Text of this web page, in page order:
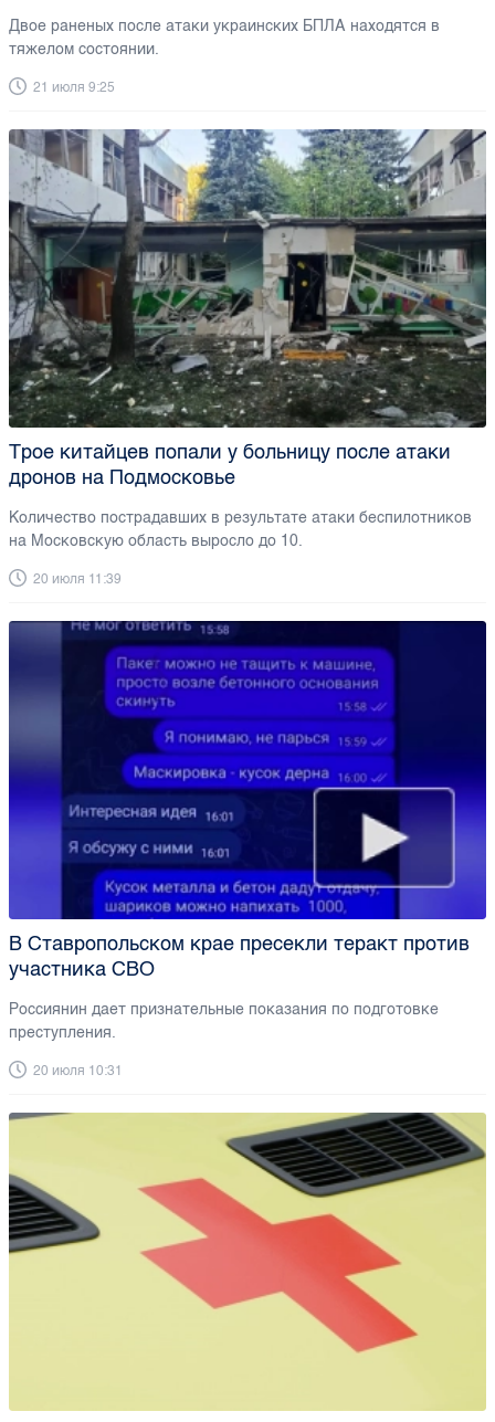
Двое раненых после атаки украинских БПЛА находятся в
тяжелом состоянии.
21 июля 9:25
Трое китайцев попали у больницу после атаки
дронов на Подмосковье
Количество пострадавших в результате атаки беспилотников
на Московскую область выросло до 10.
20 июля 11:39
В Ставропольском крае пресекли теракт против
участника СВО
Россиянин дает признательные показания по подготовке
преступления.
20 июля 10:31